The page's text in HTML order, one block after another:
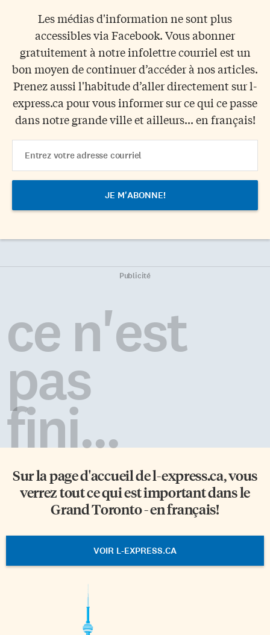
Les médias d'information ne sont plus
accessibles via Facebook. Vous abonner
gratuitement à notre infolettre courriel est un
bon moyen de continuer d’accéder à nos articles.
Prenez aussi l'habitude d’aller directement sur l-
express.ca pour vous informer sur ce qui ce passe
dans notre grande ville et ailleurs... en français!
Address
Publicité
ce n'est
pas
fini...
Sur la page d'accueil del-express.ca, vous
verrez tout ce qui est important dans le
Grand Toronto - en français!
VOIR L-EXPRESS.CA